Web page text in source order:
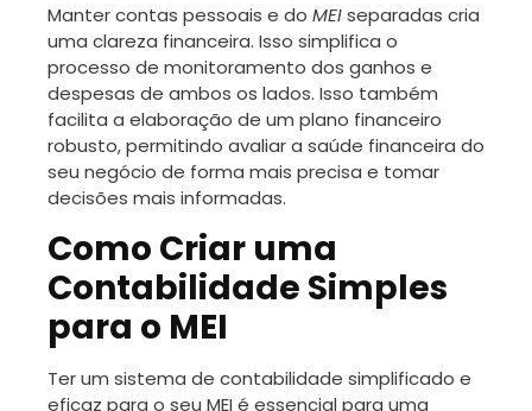
Manter contas pessoais e do MEIseparadas cria
uma clareza financeira. Isso simplifica o
processo de monitoramento dos ganhos e
despesas de ambos os lados. Isso também
facilita a elaboração de um plano financeiro
robusto, permitindo avaliar a saúde financeira do
seu negócio de forma mais precisa e tomar
decisões mais informadas.
Como Criar uma
Contabilidade Simples
para o MEI
Ter um sistema de contabilidade simplificado e
eficaz para o seu MEI é essencial para uma